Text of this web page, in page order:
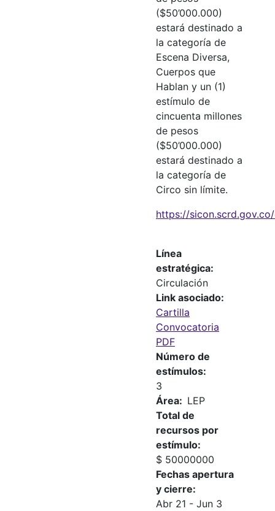
($50’000.000)
estará destinado a
la categoría de
Escena Diversa,
Cuerpos que
Hablan y un (1)
estímulo de
cincuenta millones
de pesos
($50’000.000)
estará destinado a
la categoría de
Circo sin límite.
https://
Línea
estratégica
Circulación
Link asociado
Cartilla
Convocatoria
PDF
Número de
estímulos
3
Área
LEP
Total de
recursos por
estímulo
$ 50000000
Fechas apertura
y cierre
Abr 21 - Jun 3